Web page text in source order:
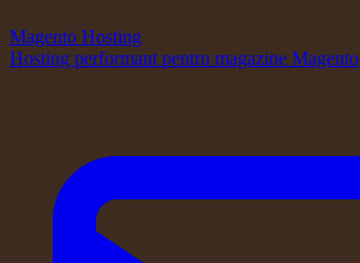
Magento Hosting
Hosting performant pentru magazine Magento